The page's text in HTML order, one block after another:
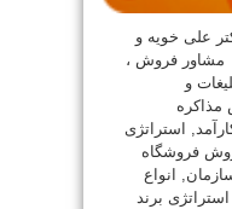
علی خویه و
همکاران amirhossein khooye مشاور فروش ،
و
مذاکره
استراتژی
فروشگاه
انواع
برند